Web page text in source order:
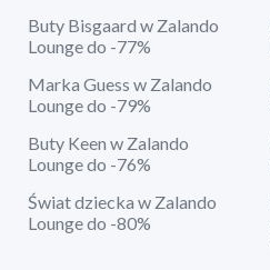
Buty Bisgaard w Zalando
Lounge do -77%
Marka Guess w Zalando
Lounge do -79%
Buty Keen w Zalando
Lounge do -76%
Świat dziecka w Zalando
Lounge do -80%